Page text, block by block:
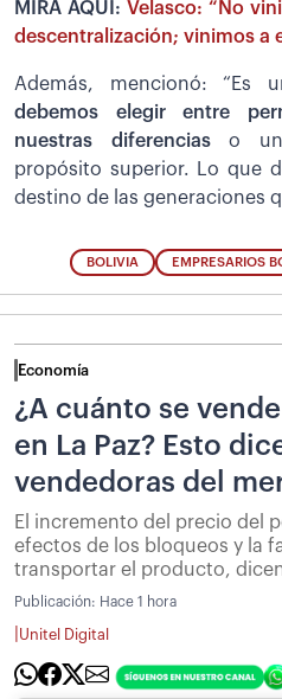
MIRA AQUÍ: Velasco: “No
descentralización; vinimos a
Además, mencionó: “Es
debemos elegir entre
nuestras diferenciaso
propósito superior. Lo que
destino de las generaciones
BOLIVIA EMPRESARIOS
Economía
¿A cuánto se
en La Paz? Esto
vendedoras del
El incremento del precio del
efectos de los bloqueos y la
transportar el producto,
Publicación: Hace 1 hora
Unitel Digital